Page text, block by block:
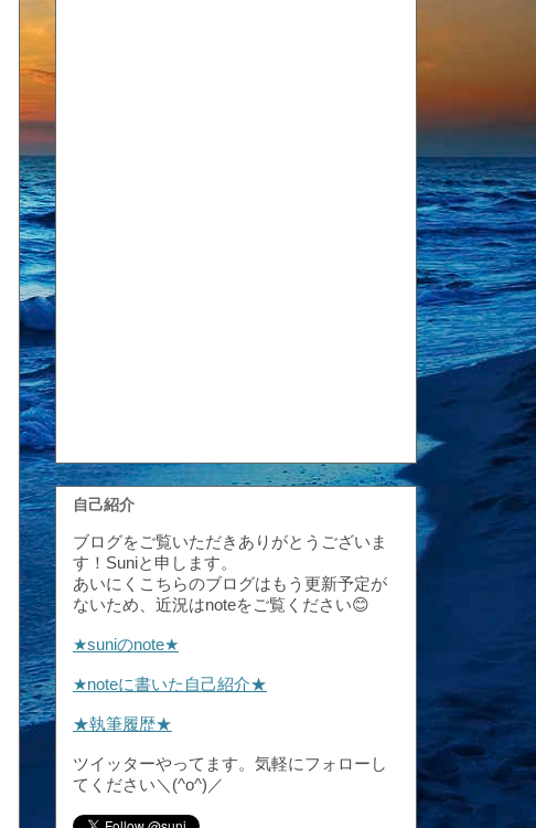
自己紹介
ブログをご覧いただきありがとうございま
す！Suniと申します。
あいにくこちらのブログはもう更新予定が
ないため、近況はnoteをご覧ください😊
★suniのnote★
★noteに書いた自己紹介★
★執筆履歴★
ツイッターやってます。気軽にフォローし
てください＼(^o^)／